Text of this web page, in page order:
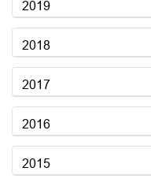
2019
2018
2017
2016
2015